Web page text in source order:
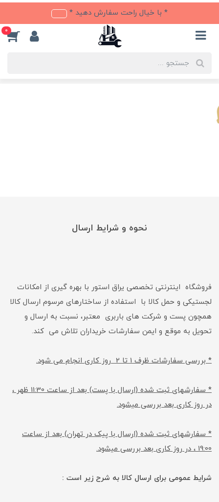
* با خیال راحت سفارش دهید *
0
نحوه و شرایط ارسال
فروشگاه اینترنتی تخصصی یراق استور با بهره گیری از امکانات
لجستیکی و حمل کالا با استفاده از ساختارهای مرسوم ارسال کالا
همچون پست و شرکت های باربری معتبر، نسبت به ارسال و
تحویل به موقع و ایمن سفارشات خریداران تلاش می کند.
* بررسی سفارشات ظرف 1 تا 2 روز کاری انجام می شود.
* سفارشهای ثبت شده (ارسال با پست) بعد از ساعت 11:30 ظهر ،
در روز کاری بعد بررسی میشود.
* سفارشهای ثبت شده (ارسال با پیک در تهران) بعد از ساعت
19:00 ، در روز کاری بعد بررسی میشود.
شرایط عمومی برای ارسال کالا به شرح زیر است :